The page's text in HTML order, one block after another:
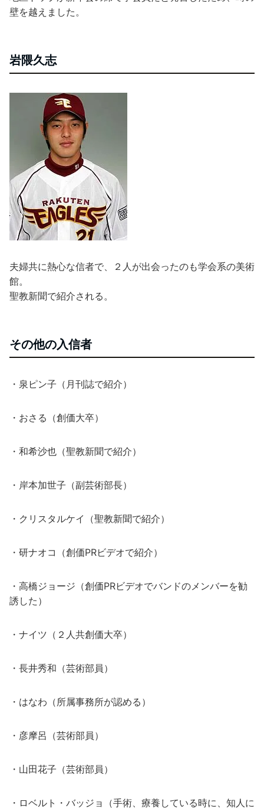
壁を越えました。
岩隈久志
夫婦共に熱心な信者で、２人が出会ったのも学会系の美術
館。
聖教新聞で紹介される。
その他の入信者
・泉ピン子（月刊誌で紹介）
・おさる（創価大卒）
・和希沙也（聖教新聞で紹介）
・岸本加世子（副芸術部長）
・クリスタルケイ（聖教新聞で紹介）
・研ナオコ（創価PRビデオで紹介）
・高橋ジョージ（創価PRビデオでバンドのメンバーを勧
誘した）
・ナイツ（２人共創価大卒）
・長井秀和（芸術部員）
・はなわ（所属事務所が認める）
・彦摩呂（芸術部員）
・山田花子（芸術部員）
・ロベルト・バッジョ（手術、療養している時に、知人に